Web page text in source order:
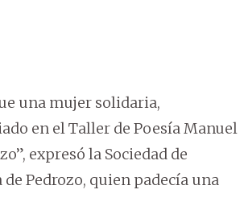
una mujer solidaria,
en el Taller de Poesía Manuel
expresó la Sociedad de
Pedrozo, quien padecía una